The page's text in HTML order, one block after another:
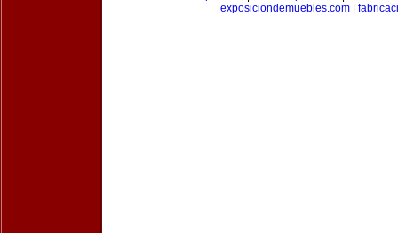
exposiciondemuebles.com|